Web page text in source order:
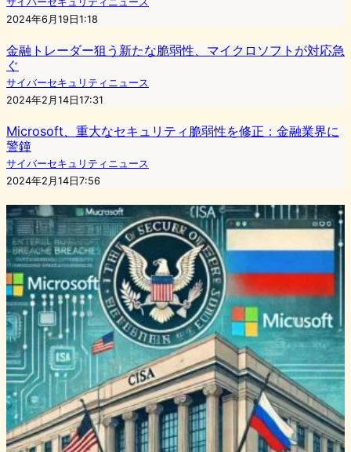
2024年6月19日1:18
金融トレーダー狙う新たな脆弱性、マイクロソフトが対応急
ぐ
サイバーセキュリティニュース
2024年2月14日17:31
Microsoft、重大なセキュリティ脆弱性を修正：金融業界に
警鐘
サイバーセキュリティニュース
2024年2月14日7:56